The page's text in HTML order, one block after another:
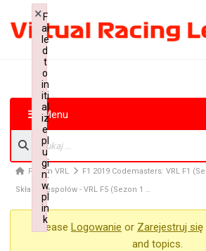
Menu
Forum VRL F1 2019 Codemasters: VRL F1
Składy zespołów - VRL F5 (Sezon 1 …
Please Logowanie or Zarejestruj się
and topics.
F
ai
le
d
t
o
in
iti
al
iz
e
pl
u
gi
n:
w
pl
in
k
×
Failed to initialize plugin: wplink